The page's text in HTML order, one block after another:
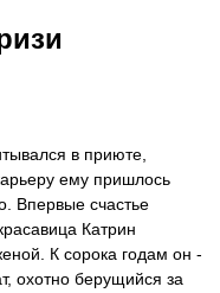
в приюте,
ему пришлось
Впервые счастье
Катрин
К сорока годам он -
охотно берущийся за